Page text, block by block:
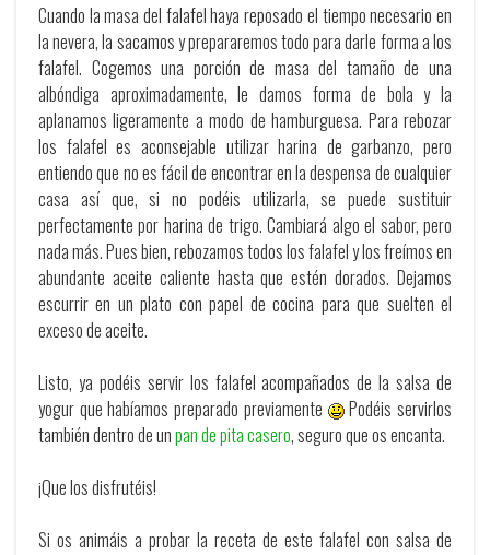
Cuando la masa del falafel haya reposado el tiempo necesario en
la nevera, la sacamos y prepararemos todo para darle forma a los
falafel. Cogemos una porción de masa del tamaño de una
albóndiga aproximadamente, le damos forma de bola y la
aplanamos ligeramente a modo de hamburguesa. Para rebozar
los falafel es aconsejable utilizar harina de garbanzo, pero
entiendo que no es fácil de encontrar en la despensa de cualquier
casa así que, si no podéis utilizarla, se puede sustituir
perfectamente por harina de trigo. Cambiará algo el sabor, pero
nada más. Pues bien, rebozamos todos los falafel y los freímos en
abundante aceite caliente hasta que estén dorados. Dejamos
escurrir en un plato con papel de cocina para que suelten el
exceso de aceite.
Listo, ya podéis servir los falafel acompañados de la salsa de
yogur que habíamos preparado previamente
Podéis servirlos
también dentro de unpan de pita casero, seguro que os encanta.
¡Que los disfrutéis!
Si os animáis a probar la receta de este falafel con salsa de